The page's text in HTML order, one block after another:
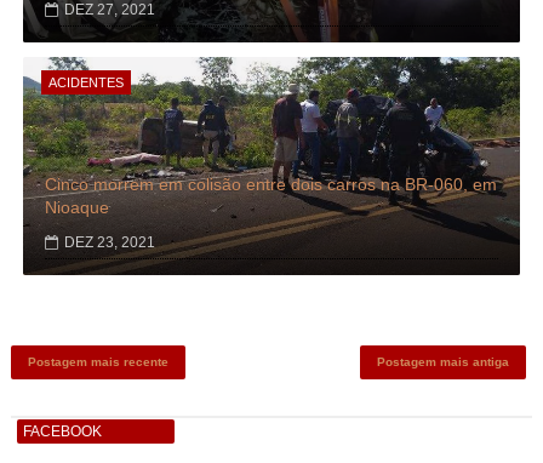
DEZ 27, 2021
ACIDENTES
Cinco morrem em colisão entre dois carros na BR-060, em
Nioaque
DEZ 23, 2021
Postagem mais recente Postagem mais antiga
FACEBOOK